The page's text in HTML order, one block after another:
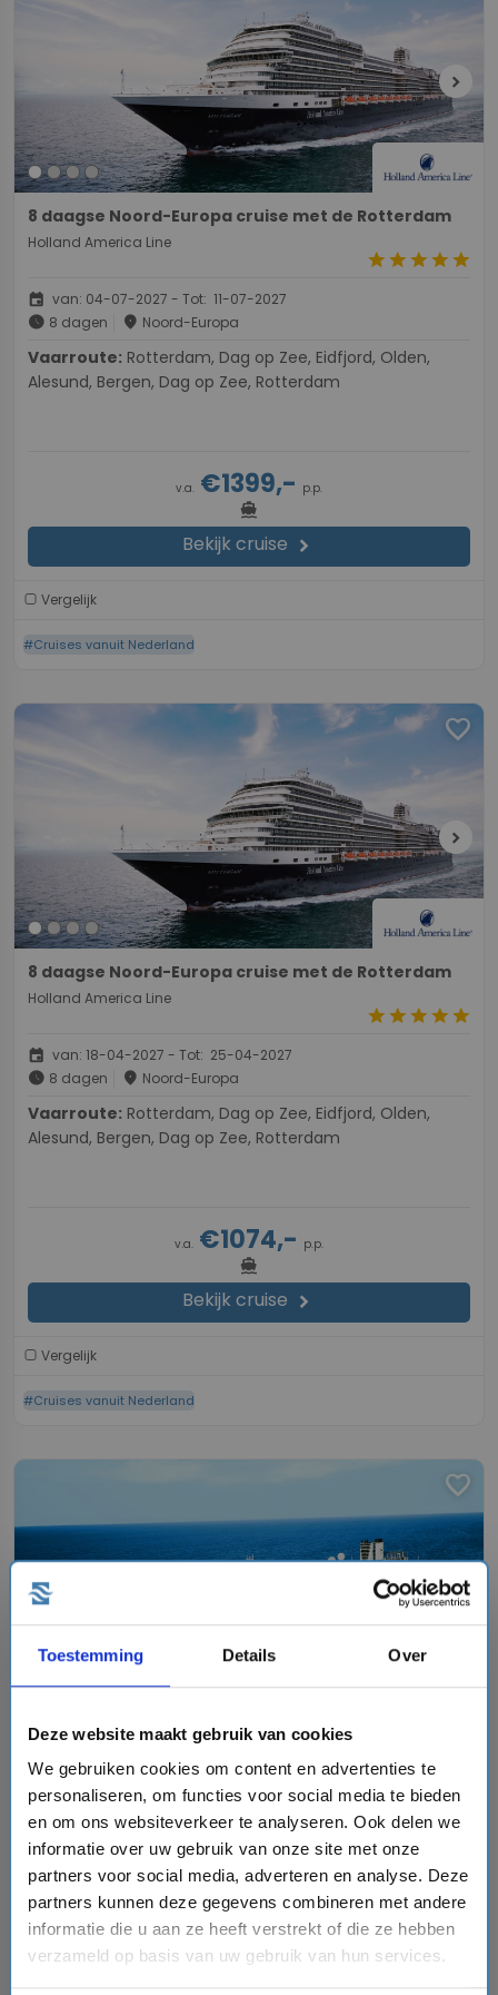
Toestemming Details Over
Deze website maakt gebruik van cookies
We gebruiken cookies om content en advertenties te
personaliseren, om functies voor social media te bieden
en om ons websiteverkeer te analyseren. Ook delen we
informatie over uw gebruik van onze site met onze
partners voor social media, adverteren en analyse. Deze
partners kunnen deze gegevens combineren met andere
informatie die u aan ze heeft verstrekt of die ze hebben
verzameld op basis van uw gebruik van hun services.
chevron_right
8 daagse Noord-Europa cruise met de Rotterdam
Holland America Line
starstarstarstarstar
event van: 04-07-2027 - Tot: 11-07-2027
schedule 8 dagen place Noord-Europa
Vaarroute:
Alesund, Bergen, Dag op Zee, Rotterdam
v.a. €1399,- p.p.
directions_boat
Bekijk cruise chevron_right
Vergelijk
#Cruises vanuit Nederland
favorite
chevron_right
8 daagse Noord-Europa cruise met de Rotterdam
Holland America Line
starstarstarstarstar
event van: 18-04-2027 - Tot: 25-04-2027
schedule 8 dagen place Noord-Europa
Vaarroute:
Alesund, Bergen, Dag op Zee, Rotterdam
v.a. €1074,- p.p.
directions_boat
Bekijk cruise chevron_right
Vergelijk
#Cruises vanuit Nederland
favorite
chevron_right
15 daagse Noorse Fjorden cruise met de Zuiderdam
eventvan: 17-07-2027 - Tot: 31-07-2027
schedule15 dagen placeNoorse Fjorden
Vaarroute:Amsterdam, Dag op Zee, Eidfjord, Alesund,
Olden, Sandnes, Dag op Zee, Amsterdam, Dag op Zee,
Oslo, Kristiansand, Sandnes, Skjolden, Dag op Zee,
Amsterdam